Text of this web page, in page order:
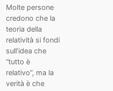
Molte persone
credono che la
teoria della
relatività si fondi
sull’idea che
“tutto è
relativo”, ma la
verità è che